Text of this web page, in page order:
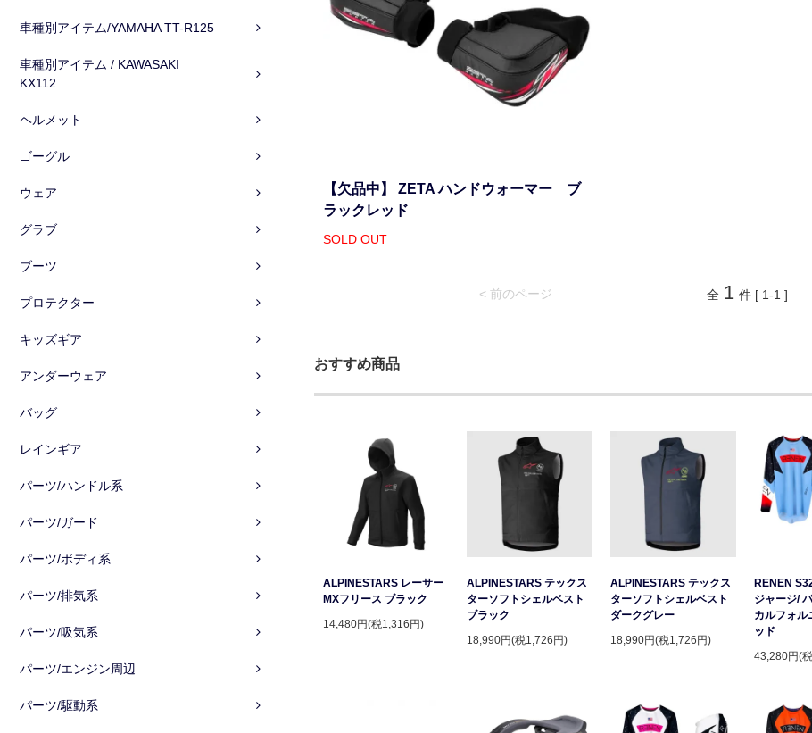
車種別アイテム/YAMAHA TT-R125
車種別アイテム / KAWASAKI
KX112
ヘルメット
ゴーグル
ウェア
グラブ
ブーツ
プロテクター
キッズギア
アンダーウェア
バッグ
レインギア
パーツ/ハンドル系
パーツ/ガード
パーツ/ボディ系
パーツ/排気系
パーツ/吸気系
パーツ/エンジン周辺
パーツ/駆動系
【欠品中】 ZETA ハンドウォーマー ブ
ラックレッド
SOLD OUT
< 前のページ 全 1 件 [ 1-1 ]
おすすめ商品
ALPINESTARS レーサー
MXフリース ブラック
14,480円(税1,316円)
ALPINESTARS テックス
ターソフトシェルベスト
ブラック
18,990円(税1,726円)
ALPINESTARS テックス
ターソフトシェルベスト
ダークグレー
18,990円(税1,726円)
RENEN
ジャージ/
カルフォル
ッド
43,280円(